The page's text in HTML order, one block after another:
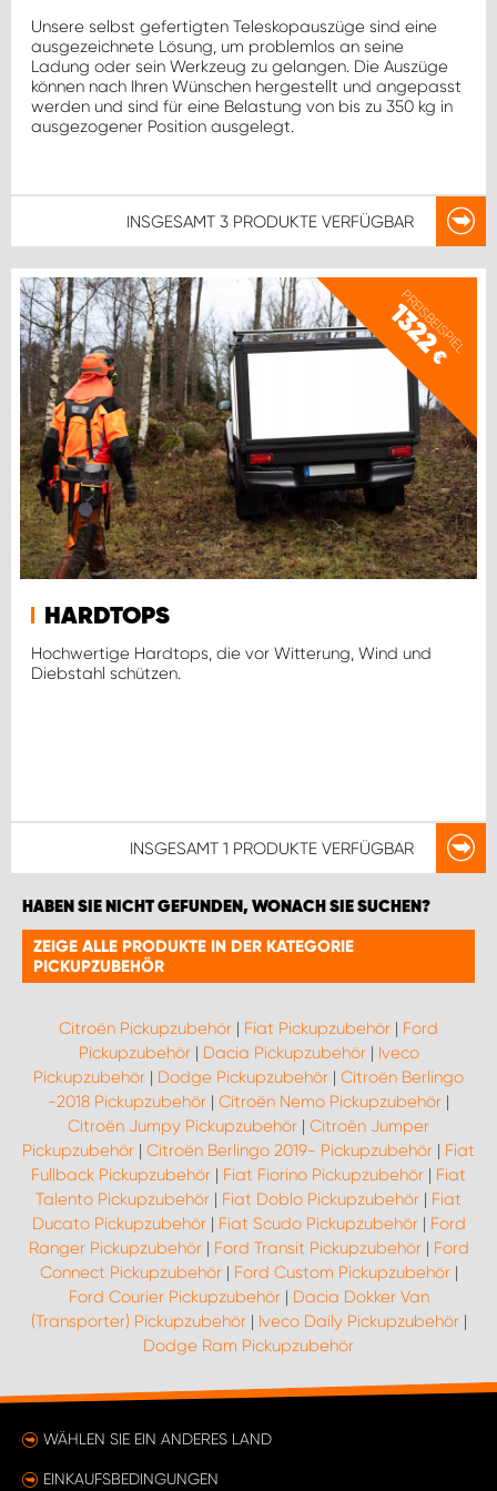
Unsere selbst gefertigten Teleskopauszüge sind eine
ausgezeichnete Lösung, um problemlos an seine
Ladung oder sein Werkzeug zu gelangen. Die Auszüge
können nach Ihren Wünschen hergestellt und angepasst
werden und sind für eine Belastung von bis zu 350 kg in
ausgezogener Position ausgelegt.
INSGESAMT 3 PRODUKTE VERFÜGBAR
PREISBEISPIEL
1322
€
HARDTOPS
Hochwertige Hardtops, die vor Witterung, Wind und
Diebstahl schützen.
INSGESAMT 1 PRODUKTE VERFÜGBAR
HABEN SIE NICHT GEFUNDEN, WONACH SIE SUCHEN?
ZEIGE ALLE PRODUKTE IN DER KATEGORIE
PICKUPZUBEHÖR
Citroën Pickupzubehör | Fiat Pickupzubehör | Ford
Pickupzubehör| Dacia Pickupzubehör| Iveco
Pickupzubehör | Dodge Pickupzubehör | Citroën Berlingo
-2018 Pickupzubehör | Citroën Nemo Pickupzubehör |
Citroën Jumpy Pickupzubehör | Citroën Jumper
Pickupzubehör | Citroën Berlingo 2019- Pickupzubehör | Fiat
Fullback Pickupzubehör | Fiat Fiorino Pickupzubehör | Fiat
Talento Pickupzubehör | Fiat Doblo Pickupzubehör | Fiat
Ducato Pickupzubehör| Fiat Scudo Pickupzubehör| Ford
Ranger Pickupzubehör| Ford Transit Pickupzubehör| Ford
Connect Pickupzubehör| Ford Custom Pickupzubehör|
Ford Courier Pickupzubehör| Dacia Dokker Van
(Transporter) Pickupzubehör| Iveco Daily Pickupzubehör|
Dodge Ram Pickupzubehör
WÄHLEN SIE EIN ANDERES LAND
EINKAUFSBEDINGUNGEN